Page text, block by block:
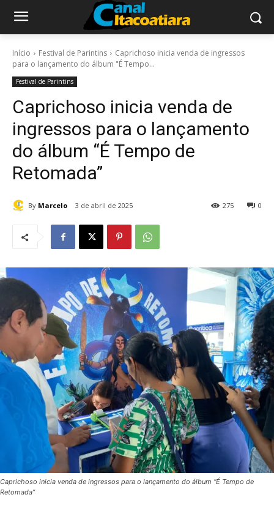
Início Festival de Parintins
Caprichoso inicia venda de ingressos
para o lançamento do álbum "É Tempo...
Festival de Parintins
Caprichoso inicia venda de
ingressos para o lançamento
do álbum “É Tempo de
Retomada”
By Marcelo 3 de abril de 2025 0
275
Caprichoso inicia venda de ingressos para o lançamento do álbum “É Tempo de
Retomada”